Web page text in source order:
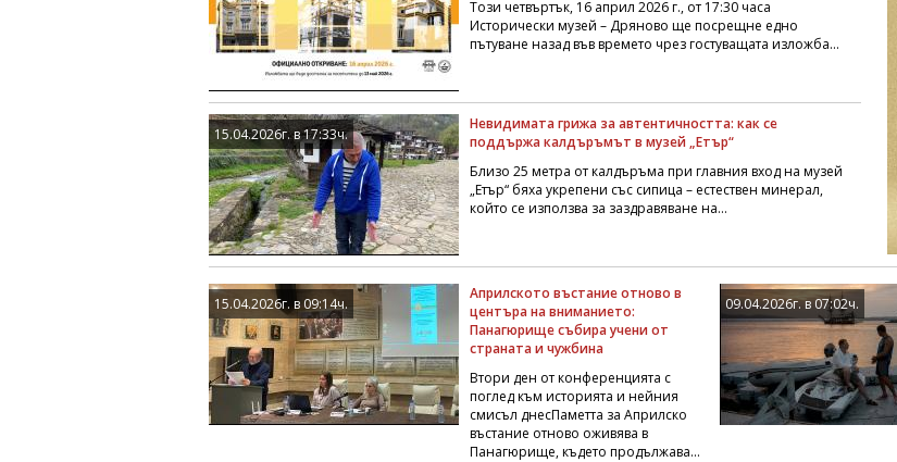
Този четвъртък, 16 април 2026 г., от 17:30 часа
Исторически музей – Дряново ще посрещне едно
пътуване назад във времето чрез гостуващата изложба...
15.04.2026г. в 17:33ч.
Невидимата грижа за автентичността: как се
поддържа калдъръмът в музей „Етър“
Близо 25 метра от калдъръма при главния вход на музей
„Етър“ бяха укрепени със сипица – естествен минерал,
който се използва за заздравяване на...
15.04.2026г. в 09:14ч.
Априлското въстание отново в
центъра на вниманието:
Панагюрище събира учени от
страната и чужбина
Втори ден от конференцията с
поглед към историята и нейния
смисъл днесПаметта за Априлско
въстание отново оживява в
Панагюрище, където продължава...
09.04.2026г. в 07:02ч.